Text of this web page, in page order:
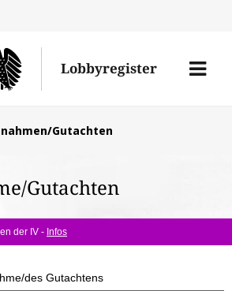
Lobbyregister
Menü
Gutachten
Gutachten
der IV - Infos
des Gutachtens